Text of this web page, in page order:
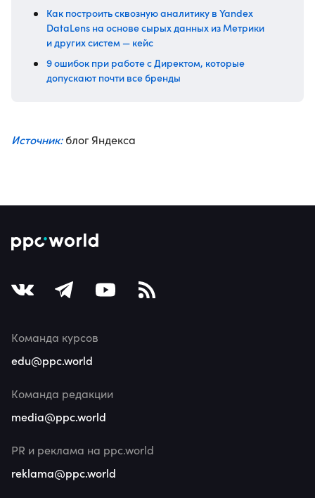
Как построить сквозную аналитику в Yandex
DataLens на основе сырых данных из Метрики
и других систем — кейс
9 ошибок при работе с Директом, которые
допускают почти все бренды
Источник:блог Яндекса
Команда курсов
edu@ppc.world
Команда редакции
media@ppc.world
PR и реклама на ppc.world
reklama@ppc.world